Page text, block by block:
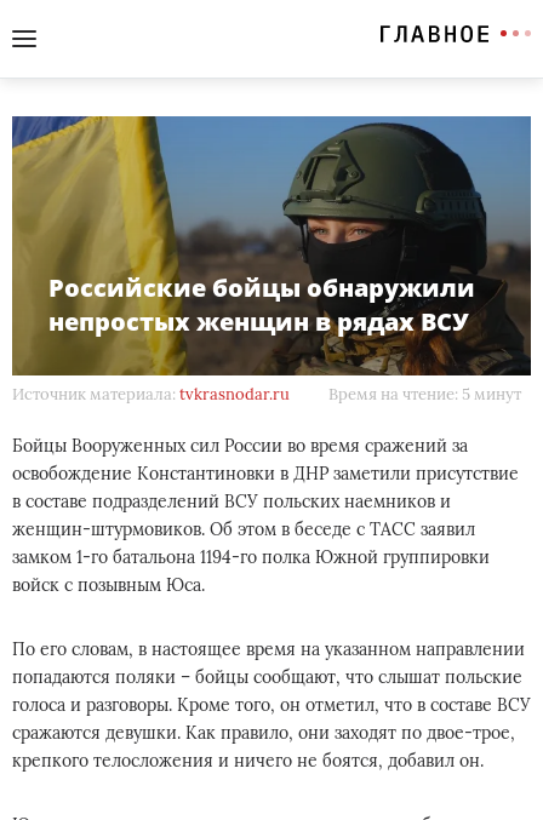
Российские бойцы обнаружили
непростых женщин в рядах ВСУ
Источник материала: tvkrasnodar.ru Время на чтение: 5 минут
Бойцы Вооруженных сил России во время сражений за
освобождение Константиновки в ДНР заметили присутствие
в составе подразделений ВСУ польских наемников и
женщин-штурмовиков. Об этом в беседе с ТАСС заявил
замком 1-го батальона 1194-го полка Южной группировки
войск с позывным Юса.
По его словам, в настоящее время на указанном направлении
попадаются поляки – бойцы сообщают, что слышат польские
голоса и разговоры. Кроме того, он отметил, что в составе ВСУ
сражаются девушки. Как правило, они заходят по двое-трое,
крепкого телосложения и ничего не боятся, добавил он.